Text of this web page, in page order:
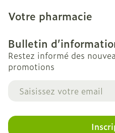
Votre pharmacie
Bulletin
Restez informé des
promotions
Adresse mail